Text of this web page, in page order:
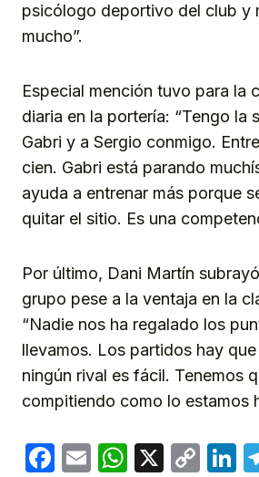
psicólogo deportivo del club y
mucho”.
Especial mención tuvo para la
diaria en la portería: “Tengo la
Gabri y a Sergio conmigo.
cien. Gabri está parando
ayuda a entrenar más porque
quitar el sitio. Es una
Por último, Dani Martín
grupo pese a la ventaja en la
“Nadie nos ha regalado los
llevamos. Los partidos hay
ningún rival es fácil. Tenemos
compitiendo como lo estamos
Facebook
Email X